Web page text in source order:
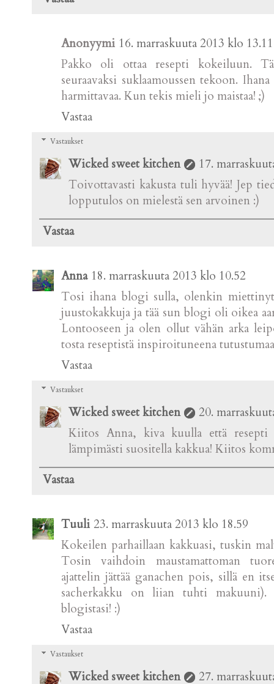
Anonyymi 16. marraskuuta 2013 klo 13.11
Pakko oli ottaa resepti kokeiluun.
seuraavaksi suklaamoussen tekoon.
harmittavaa. Kun tekis mieli jo maistaa! ;)
Vastaa
Vastaukset
Wicked sweet kitchen
17.
Toivottavasti kakusta tuli hyvää! Jep
lopputulos on mielestä sen arvoinen :)
Vastaa
Anna 18. marraskuuta 2013 klo 10.52
Tosi ihana blogi sulla, olenkin
juustokakkuja ja tää sun blogi oli oikea
Lontooseen ja olen ollut vähän arka
tosta reseptistä inspiroituneena
Vastaa
Vastaukset
Wicked sweet kitchen
20.
Kiitos Anna, kiva kuulla että
lämpimästi suositella kakkua! Kiitos
Vastaa
Tuuli 23. marraskuuta 2013 klo 18.59
Kokeilen parhaillaan kakkuasi, tuskin
Tosin vaihdoin maustamattoman
ajattelin jättää ganachen pois, sillä en
sacherkakku on liian tuhti makuuni).
blogistasi! :)
Vastaa
Vastaukset
Wicked sweet kitchen 27.